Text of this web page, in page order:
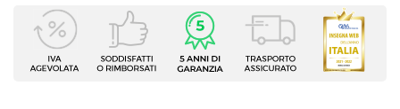
accresce la luminosità e la profondità del bagno.
Caratteristiche Mobile
Larghezza
139,4 cm